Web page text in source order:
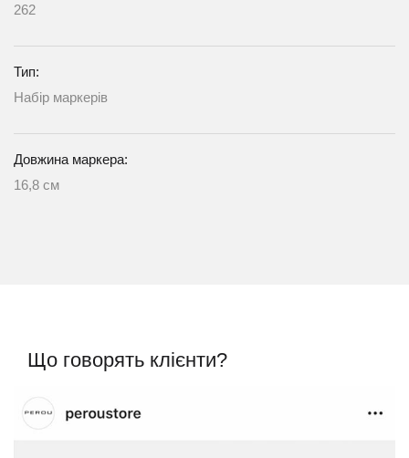
262
Тип:
Набір маркерів
Довжина маркера:
16,8 см
Що говорять клієнти?